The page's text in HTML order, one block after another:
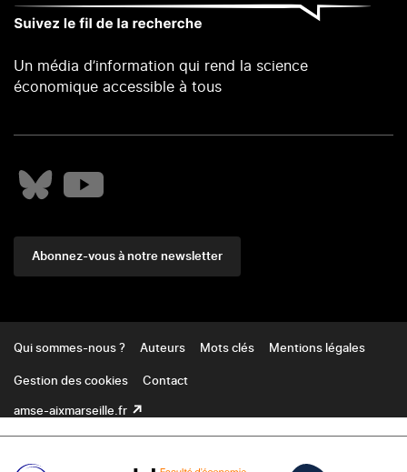
Un média d’information qui rend la science
économique accessible à tous
Abonnez-vous à notre newsletter
Qui sommes-nous ? Auteurs Mots clés Mentions légales
Gestion des cookies Contact
amse-aixmarseille.fr